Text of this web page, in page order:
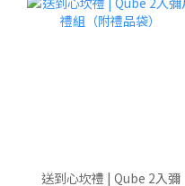
送到心坎禮 | Qube 2入彌